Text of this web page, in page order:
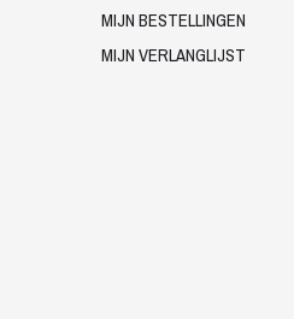
MIJN BESTELLINGEN
MIJN VERLANGLIJST